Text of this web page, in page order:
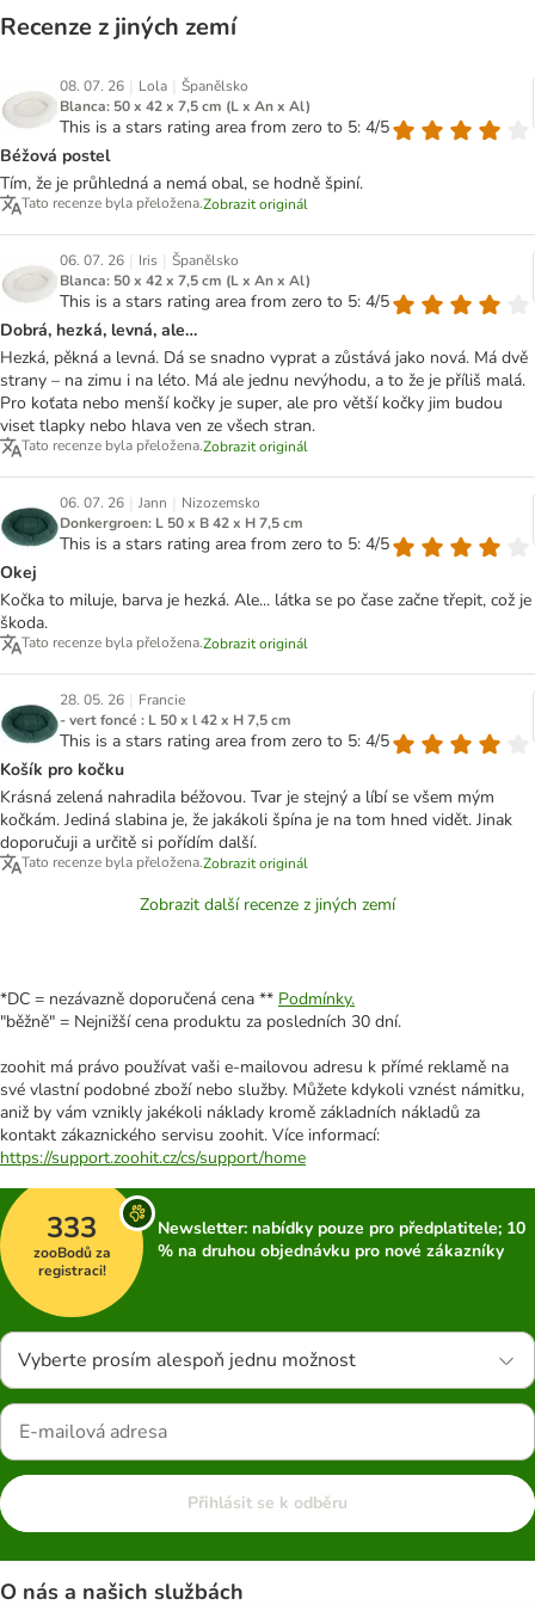
Recenze z jiných zemí
08. 07. 26 | Lola | Španělsko
Blanca: 50 x 42 x 7,5 cm (L x An x Al)
This is a stars rating area from zero to 5: 4/5
Béžová postel
Tím, že je průhledná a nemá obal, se hodně špiní.
Tato recenze byla přeložena.Zobrazit originál
06. 07. 26 | Iris | Španělsko
Blanca: 50 x 42 x 7,5 cm (L x An x Al)
This is a stars rating area from zero to 5: 4/5
Dobrá, hezká, levná, ale…
Hezká, pěkná a levná. Dá se snadno vyprat a zůstává jako nová. Má dvě
strany – na zimu i na léto. Má ale jednu nevýhodu, a to že je příliš malá.
Pro koťata nebo menší kočky je super, ale pro větší kočky jim budou
viset tlapky nebo hlava ven ze všech stran.
Tato recenze byla přeložena.Zobrazit originál
06. 07. 26 | Jann | Nizozemsko
Donkergroen: L 50 x B 42 x H 7,5 cm
This is a stars rating area from zero to 5: 4/5
Okej
Kočka to miluje, barva je hezká. Ale... látka se po čase začne třepit, což je
škoda.
Tato recenze byla přeložena.Zobrazit originál
28. 05. 26 | Francie
- vert foncé : L 50 x l 42 x H 7,5 cm
This is a stars rating area from zero to 5: 4/5
Košík pro kočku
Krásná zelená nahradila béžovou. Tvar je stejný a líbí se všem mým
kočkám. Jediná slabina je, že jakákoli špína je na tom hned vidět. Jinak
doporučuji a určitě si pořídím další.
Tato recenze byla přeložena.Zobrazit originál
Zobrazit další recenze z jiných zemí
*DC = nezávazně doporučená cena ** Podmínky.
"běžně" = Nejnižší cena produktu za posledních 30 dní.
zoohit má právo používat vaši e-mailovou adresu k přímé reklamě na
své vlastní podobné zboží nebo služby. Můžete kdykoli vznést námitku,
aniž by vám vznikly jakékoli náklady kromě základních nákladů za
kontakt zákaznického servisu zoohit. Více informací:
https://support.zoohit.cz/cs/support/home
333
zooBodů za
registraci!
Newsletter: nabídky pouze pro předplatitele; 10
% na druhou objednávku pro nové zákazníky
Vyberte prosím alespoň jednu možnost
Přihlásit se k odběru
O nás a našich službách